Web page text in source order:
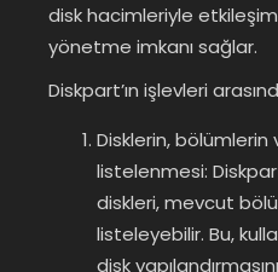
disk hacimleriyle
yönetme imkanı sağlar.
Diskpart’ın işlevleri
Disklerin, bölümlerin
listelenmesi:
diskleri, mevcut
listeleyebilir. Bu,
disk